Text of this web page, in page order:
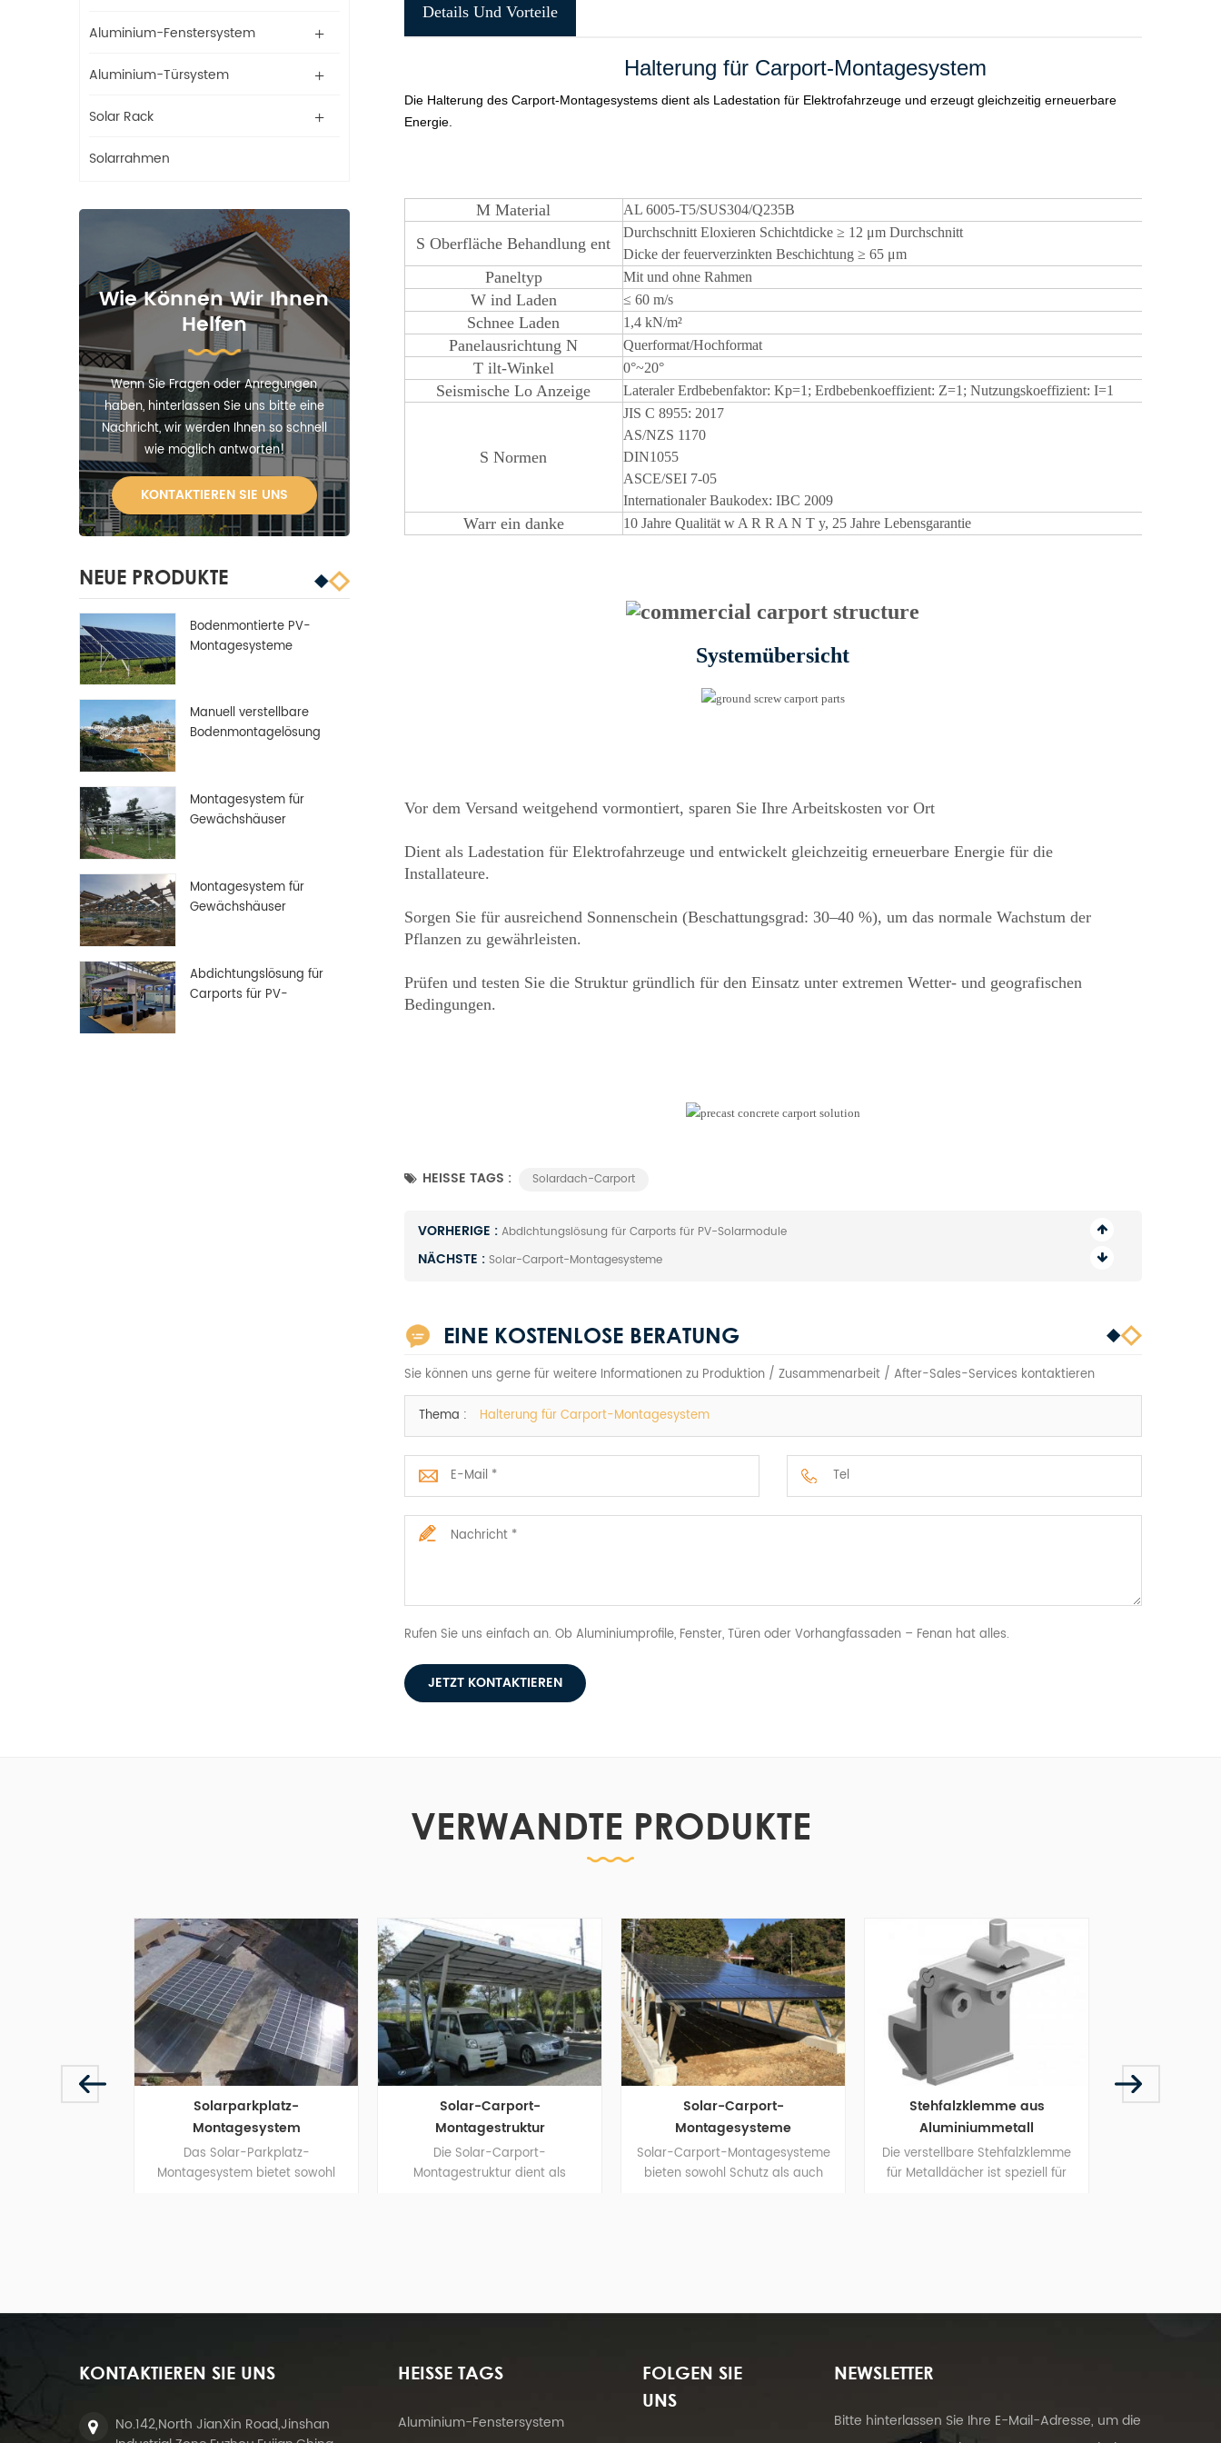
Aluminium-Fenstersystem
Aluminium-Türsystem
Solar Rack
Solarrahmen
Wie Können Wir Ihnen
Helfen
Wenn Sie Fragen oder Anregungen
haben, hinterlassen Sie uns bitte eine
Nachricht, wir werden Ihnen so schnell
wie möglich antworten!
KONTAKTIEREN SIE UNS
NEUE PRODUKTE
Bodenmontierte PV-
Montagesysteme
Manuell verstellbare
Bodenmontagelösung
Montagesystem für
Gewächshäuser
Montagesystem für
Gewächshäuser
Abdichtungslösung für
Carports für PV-
Details Und Vorteile
Halterung für Carport-Montagesystem
Die Halterung des Carport-Montagesystems dient als Ladestation für Elektrofahrzeuge und erzeugt gleichzeitig erneuerbare
Energie.
MMaterial AL 6005-T5/SUS304/Q235B
SOberflächeBehandlungent
Durchschnitt Eloxieren Schichtdicke ≥ 12 μm Durchschnitt
Dicke der feuerverzinkten Beschichtung ≥ 65 μm
Paneltyp Mit und ohne Rahmen
W ind Laden ≤ 60 m/s
SchneeLaden 1,4 kN/m²
PanelausrichtungN Querformat/Hochformat
T ilt-Winkel 0°~20°
Seismische Lo Anzeige Lateraler Erdbebenfaktor: Kp=1; Erdbebenkoeffizient: Z=1; Nutzungskoeffizient: I=1
SNormen
JIS C 8955: 2017
AS/NZS 1170
DIN1055
ASCE/SEI 7-05
Internationaler Baukodex: IBC 2009
Warr ein danke 10 Jahre Qualität w A R R A N T y, 25 Jahre Lebensgarantie
Systemübersicht
Vor dem Versand weitgehend vormontiert, sparen Sie Ihre Arbeitskosten vor Ort
Dient als Ladestation für Elektrofahrzeuge und entwickelt gleichzeitig erneuerbare Energie für die
Installateure.
Sorgen Sie für ausreichend Sonnenschein (Beschattungsgrad: 30–40 %), um das normale Wachstum der
Pflanzen zu gewährleisten.
Prüfen und testen Sie die Struktur gründlich für den Einsatz unter extremen Wetter- und geografischen
Bedingungen.
HEISSE TAGS : Solardach-Carport
VORHERIGE : Abdichtungslösung für Carports für PV-Solarmodule
NÄCHSTE : Solar-Carport-Montagesysteme
EINE KOSTENLOSE BERATUNG
Sie können uns gerne für weitere Informationen zu Produktion / Zusammenarbeit / After-Sales-Services kontaktieren
Thema : Halterung für Carport-Montagesystem
Rufen Sie uns einfach an. Ob Aluminiumprofile, Fenster, Türen oder Vorhangfassaden – Fenan hat alles.
JETZT KONTAKTIEREN
VERWANDTE PRODUKTE
Solarparkplatz-
Montagesystem bietet sowohl
Die Solar-Carport-
Montagestruktur dient als
Solar-Carport-Montagesysteme
bieten sowohl Schutz als auch
Stehfalzklemme aus
Die verstellbare Stehfalzklemme
für Metalldächer ist speziell für
Maßgefertigte horizontale,
schalldichte Flügelfenster aus
Maßanfertigung und Großhandel
KONTAKTIEREN SIE UNS
No.142,North JianXin Road,Jinshan
HEISSE TAGS
Aluminium-Fenstersystem
FOLGEN SIE
UNS
NEWSLETTER
Bitte hinterlassen Sie Ihre E-Mail-Adresse, um die